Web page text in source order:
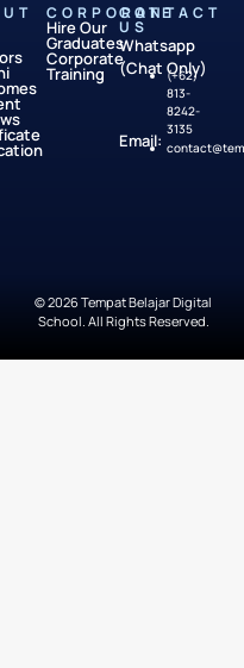
CORPORATE
Hire Our
Graduates
Corporate
Training
CONTACT
US
Whatsapp
(Chat Only)
(+62)
813-
8242-
3135
Email:
© 2026 Tempat Belajar Digital
School. All Rights Reserved.